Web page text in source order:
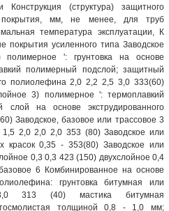
(структура) защитного
покрытия, мм, не менее, для труб
температура эксплуатации, К
усиленного типа Заводское
': грунтовка на основе
полимерный подслой; защитный
полиолефина 2,0 2,2 2,5 3,0 333(60)
3) полимерное ': термоплавкий
на основе экструдированного
Заводское, базовое или трассовое 3
2,0 2,0 2,0 353 (80) Заводское или
красок 0,35 - 353(80) Заводское или
0,3 0,3 423 (150) двухслойное 0,4
6 Комбинированное на основе
грунтовка битумная или
313 (40) мастика битумная
толщиной 0,8 - 1,0 мм;